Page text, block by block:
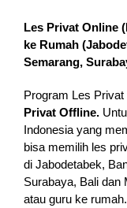
Les Privat Online
ke Rumah (
Semarang,
Program Les Privat
Privat Offline.
Indonesia yang
bisa memilih les
di Jabodetabek,
Surabaya, Bali dan
atau guru ke rumah.